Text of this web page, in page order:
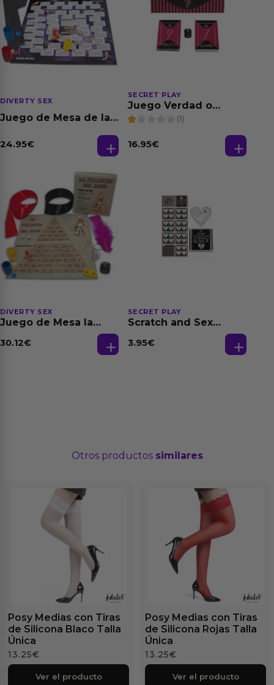
DIVERTY SEX
Juego de Mesa de las
24.95€
SECRET PLAY
Juego Verdad o
(1)
16.95€
DIVERTY SEX
Juego de Mesa la
30.12€
SECRET PLAY
Scratch and Sex
(Es/En/Fr/Pt/De)
3.95€
Otros productos similares
Posy Medias con Tiras
de Silicona Blaco Talla
Única
13.25€
Ver el producto
Posy Medias con Tiras
de Silicona Rojas Talla
Única
13.25€
Ver el producto